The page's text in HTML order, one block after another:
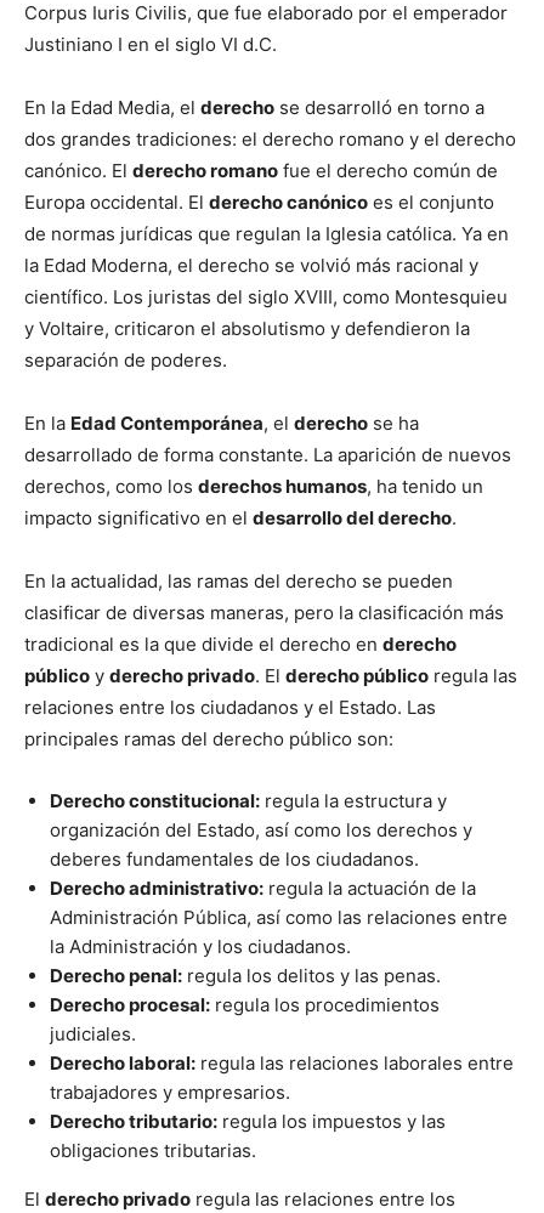
Corpus Iuris Civilis, que fue elaborado por el emperador
Justiniano I en el siglo VI d.C.
En la Edad Media, el derecho se desarrolló en torno a
dos grandes tradiciones: el derecho romano y el derecho
canónico. El derecho romano fue el derecho común de
Europa occidental. El derecho canónico es el conjunto
de normas jurídicas que regulan la Iglesia católica. Ya en
la Edad Moderna, el derecho se volvió más racional y
científico. Los juristas del siglo XVIII, como Montesquieu
y Voltaire, criticaron el absolutismo y defendieron la
separación de poderes.
En la Edad Contemporánea, el derecho se ha
desarrollado de forma constante. La aparición de nuevos
derechos, como los derechos humanos, ha tenido un
impacto significativo en el desarrollo del derecho.
En la actualidad, las ramas del derecho se pueden
clasificar de diversas maneras, pero la clasificación más
tradicional es la que divide el derecho en derecho
público y derecho privado. El derecho público regula las
relaciones entre los ciudadanos y el Estado. Las
principales ramas del derecho público son:
Derecho constitucional: regula la estructura y
organización del Estado, así como los derechos y
deberes fundamentales de los ciudadanos.
Derecho administrativo: regula la actuación de la
Administración Pública, así como las relaciones entre
la Administración y los ciudadanos.
Derecho penal: regula los delitos y las penas.
Derecho procesal: regula los procedimientos
judiciales.
Derecho laboral: regula las relaciones laborales entre
trabajadores y empresarios.
Derecho tributario: regula los impuestos y las
obligaciones tributarias.
El derecho privado regula las relaciones entre los